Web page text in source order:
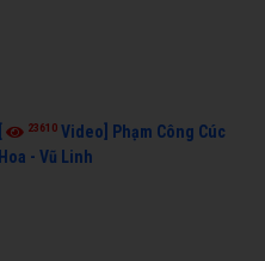
23610 Video] Phạm Công Cúc
Hoa - Vũ Linh